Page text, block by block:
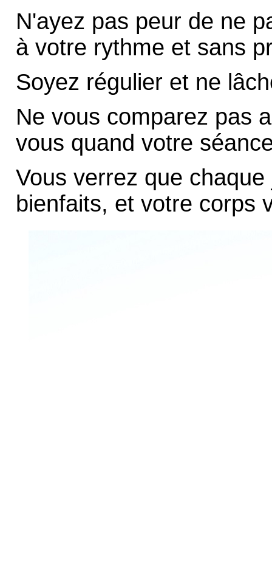
N'ayez pas peur de ne
à votre rythme et sans
Soyez régulier et ne
Ne vous comparez pas
vous quand votre
Vous verrez que
bienfaits, et votre corps